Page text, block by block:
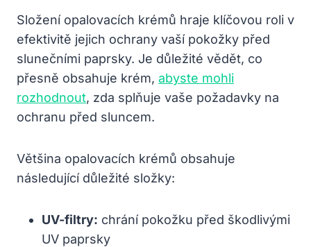
Složení opalovacích krémů hraje klíčovou roli v
efektivitě jejich ochrany vaší pokožky před
slunečními paprsky. Je důležité vědět, co
přesně obsahuje krém, abyste mohli
rozhodnout, zda splňuje vaše požadavky na
ochranu před sluncem.
Většina opalovacích krémů obsahuje
následující důležité složky:
UV-filtry: chrání pokožku před škodlivými
UV paprsky